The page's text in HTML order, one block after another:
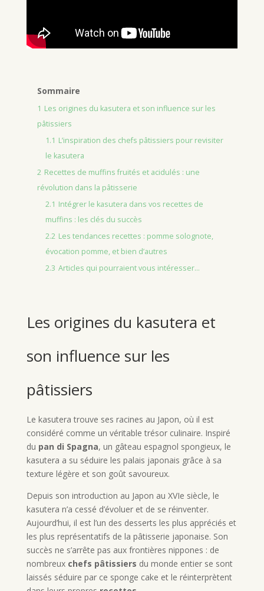
Sommaire
1 Les origines du kasutera et son influence sur les
pâtissiers
1.1 L’inspiration des chefs pâtissiers pour revisiter
le kasutera
2 Recettes de muffins fruités et acidulés : une
révolution dans la pâtisserie
2.1 Intégrer le kasutera dans vos recettes de
muffins : les clés du succès
2.2 Les tendances recettes : pomme solognote,
évocation pomme, et bien d’autres
2.3 Articles qui pourraient vous intéresser...
Les origines du kasutera et
son influence sur les
pâtissiers
Le kasutera trouve ses racines au Japon, où il est
considéré comme un véritable trésor culinaire. Inspiré
du pan di Spagna, un gâteau espagnol spongieux, le
kasutera a su séduire les palais japonais grâce à sa
texture légère et son goût savoureux.
Depuis son introduction au Japon au XVIe siècle, le
kasutera n’a cessé d’évoluer et de se réinventer.
Aujourd’hui, il est l’un des desserts les plus appréciés et
les plus représentatifs de la pâtisserie japonaise. Son
succès ne s’arrête pas aux frontières nippones : de
nombreux chefs pâtissiers du monde entier se sont
laissés séduire par ce sponge cake et le réinterprètent